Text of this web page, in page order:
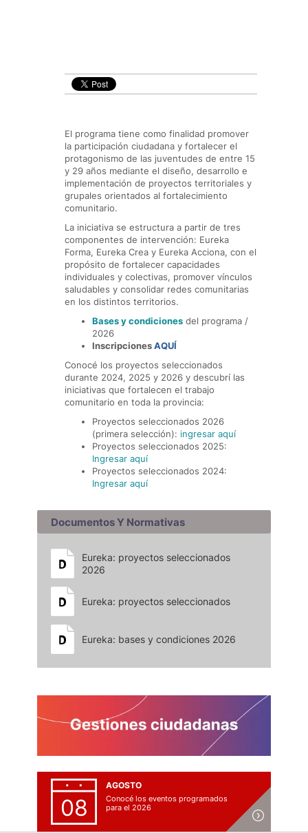
El programa tiene como finalidad promover
la participación ciudadana y fortalecer el
protagonismo de las juventudes de entre 15
y 29 años mediante el diseño, desarrollo e
implementación de proyectos territoriales y
grupales orientados al fortalecimiento
comunitario.
La iniciativa se estructura a partir de tres
componentes de intervención: Eureka
Forma, Eureka Crea y Eureka Acciona, con el
propósito de fortalecer capacidades
individuales y colectivas, promover vínculos
saludables y consolidar redes comunitarias
en los distintos territorios.
Bases y condiciones del programa /
2026
InscripcionesAQUÍ
Conocé los proyectos seleccionados
durante 2024, 2025 y 2026 y descubrí las
iniciativas que fortalecen el trabajo
comunitario en toda la provincia:
Proyectos seleccionados 2026
(primera selección): ingresar aquí
Proyectos seleccionados 2025:
Ingresar aquí
Proyectos seleccionados 2024:
Ingresar aquí
Documentos Y Normativas
Eureka: proyectos seleccionados
2026
Eureka: proyectos seleccionados
Eureka: bases y condiciones 2026
08
AGOSTO
Conocé los eventos programados
para el 2026